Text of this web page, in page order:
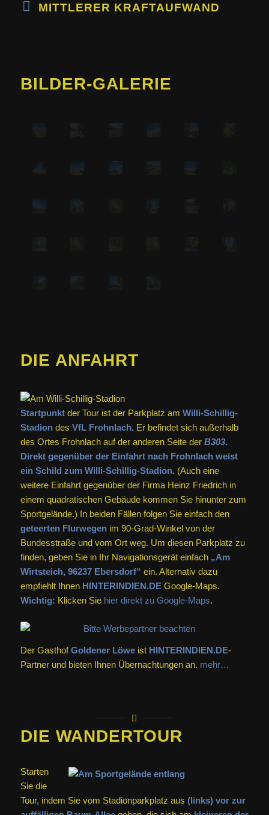
MITTLERER KRAFTAUFWAND
BILDER-GALERIE
DIE ANFAHRT
Startpunktder Tour ist der Parkplatz am Willi-Schillig-
Stadiondes VfL Frohnlach. Er befindet sich außerhalb
des Ortes Frohnlach auf der anderen Seite der B303.
Direkt gegenüber der Einfahrt nach Frohnlach weist
ein Schild zum Willi-Schillig-Stadion. (Auch eine
weitere Einfahrt gegenüber der Firma Heinz Friedrich in
einem quadratischen Gebäude kommen Sie hinunter zum
Sportgelände.) In beiden Fällen folgen Sie einfach den
geteerten Flurwegenim 90-Grad-Winkel von der
Bundesstraße und vom Ort weg. Um diesen Parkplatz zu
finden, geben Sie in Ihr Navigationsgerät einfach „Am
Wirtsteich, 96237 Ebersdorf“ ein. Alternativ dazu
empfiehlt Ihnen HINTERINDIEN.DEGoogle-Maps.
Wichtig: Klicken Sie hier direkt zu Google-Maps.
Der GasthofGoldener Löweist HINTERINDIEN.DE-
Partner und bieten Ihnen Übernachtungen an. mehr…
DIE WANDERTOUR
Starten
Sie die
Tour, indem Sie vom Stadionparkplatz aus (links) vor zur